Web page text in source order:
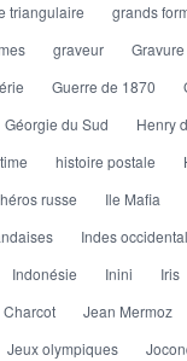
triangulaire
grands
graveur Gravure
Guerre de 1870
Géorgie du Sud
Henry
histoire postale
héros russe Ile Mafia
Indes
Indonésie Inini Iris
Jean Mermoz
Jeux olympiques